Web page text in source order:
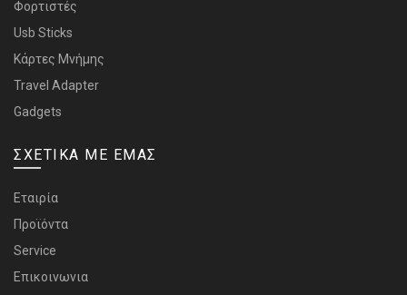
Φορτιστές
Usb Sticks
Κάρτες Μνήμης
Travel Adapter
Gadgets
ΣΧΕΤΙΚΑ ΜΕ ΕΜΑΣ
Εταιρία
Προϊόντα
Service
Επικοινωνια